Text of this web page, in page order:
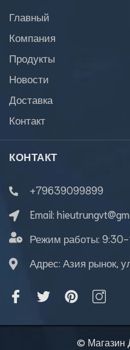
Главный
Компания
Продукты
Новости
Доставка
Контакт
КОНТАКТ
+79639099899
Email:
Режим работы: 9:30-
Адрес: Азия рынок,
© Магазин